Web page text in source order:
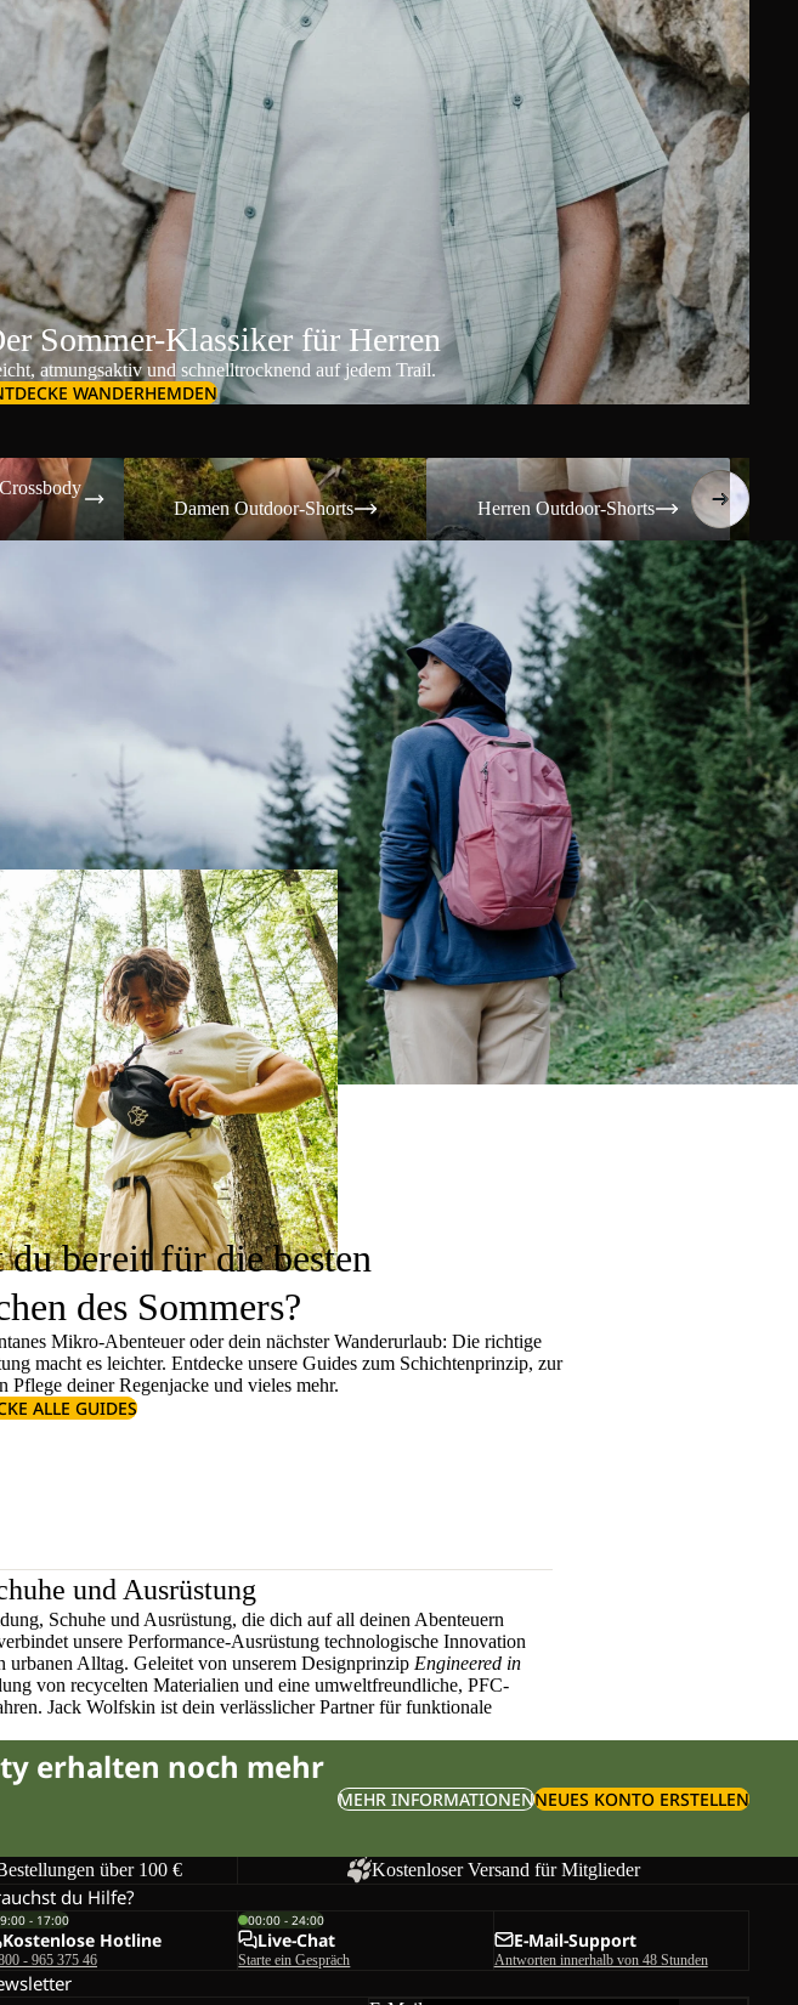
Sommer-Klassiker für Herren
atmungsaktiv und schnelltrocknend auf jedem Trail.
WANDERHEMDEN
Bags
Damen Outdoor-Shorts
Damen Outdoor-Shorts
Herren Outdoor-Shorts
Herren Outdoor-Shorts
Damen
du bereit für die besten
des Sommers?
Mikro-Abenteuer oder dein nächster Wanderurlaub: Die richtige
macht es leichter. Entdecke unsere Guides zum Schichtenprinzip, zur
Pflege deiner Regenjackeund vieles mehr.
ALLE GUIDES
und Ausrüstung
Schuhe und Ausrüstung, die dich auf all deinen Abenteuern
unsere Performance-Ausrüstung technologische Innovation
Alltag. Geleitet von unserem Designprinzip Engineered in
von recycelten Materialien und eine umweltfreundliche, PFC-
Jack Wolfskin ist dein verlässlicher Partner für funktionale
erhalten noch mehr
MEHR INFORMATIONENNEUES KONTO ERSTELLEN
über 100 € Kostenloser Versand für Mitglieder
du Hilfe?
- 17:00
Kostenlose Hotline
- 965 375 46
00:00 - 24:00
Live-Chat
Starte ein Gespräch
E-Mail-Support
Antworten innerhalb von 48 Stunden